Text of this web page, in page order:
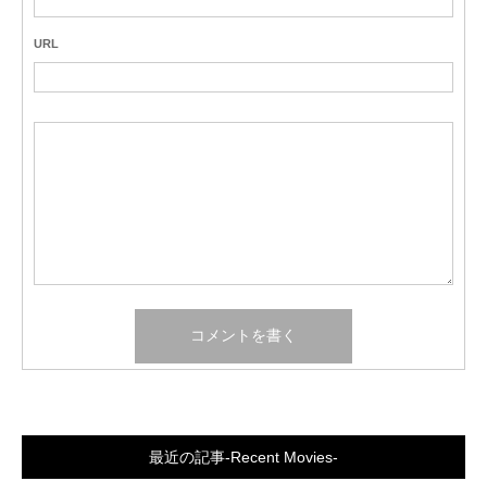
URL
最近の記事-Recent Movies-